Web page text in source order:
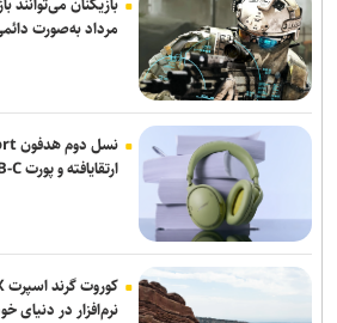
برگزاری مراسم عزاداری پنج شب پایانی ماه
خبرنگاران روایت زنان موفق را ملی کنند/
دوساله دولت
حضور بیش از ۷۰۰ بانوی هنرمند در رویداد سراسری باهنران
«اتوبوس سرگردان» جان اشتاین بک به
از صناعات خمس تا نقد صورت‌گرایی؛ وقتی
می‌گیرد
مرداد به‌صورت
ارتقایافته و پورت USB-C عرضه شد
نرم‌افزار در دنیای